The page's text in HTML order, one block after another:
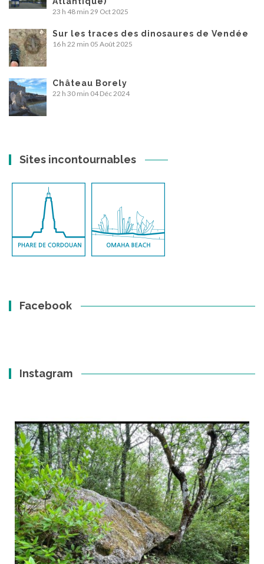
23 h 48 min 29 Oct 2025
Sur les traces des dinosaures de Vendée
16 h 22 min 05 Août 2025
Château Borely
22 h 30 min 04 Déc 2024
Sites incontournables
Facebook
Instagram